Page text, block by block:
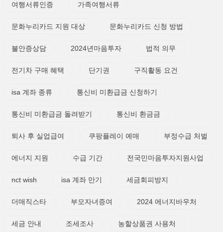
여행서류인증 가족여행서류
문화누리카드 지원 대상 문화누리카드 신청 방법
불안증상담 2024년마음투자 법적 의무
전기차 구매 혜택 단기권 구직활동 요건
isa 계좌 종류 통신비 미환급금 신청하기
통신비 미환급금 돌려받기 통신비 환금금
퇴사 후 실업급여 쿠팡플레이 예매 부정수급 처벌
에너지 지원 수급 기간 전국민마음투자지원사업
nct wish isa 계좌 만기 세금회피방지
더매직스타 부모자녀증여 2024 에너지바우처
세금 안내 조세조사 농할상품권 사용처